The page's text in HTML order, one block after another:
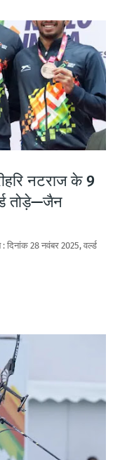
नटराज के 9
तोड़े—जैन
28 नवंबर 2025, वर्ल्ड